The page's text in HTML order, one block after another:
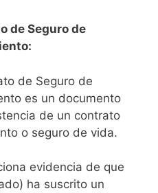
de Seguro de
de Seguro de
es un documento
de un contrato
o seguro de vida.
evidencia de que
ha suscrito un